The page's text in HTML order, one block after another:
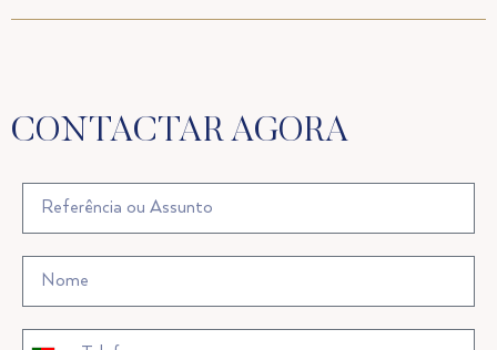
CONTACTAR AGORA